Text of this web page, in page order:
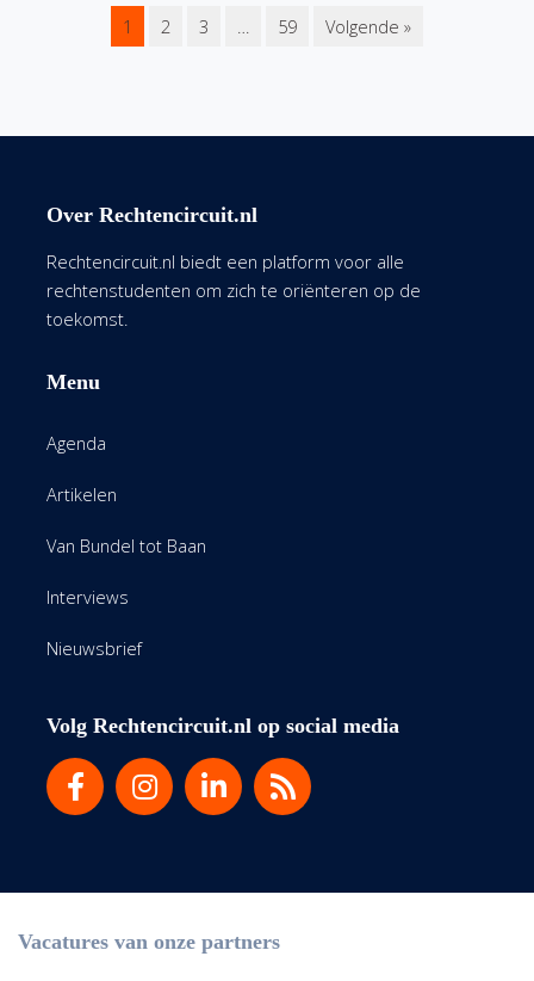
1 2 3 … 59 Volgende »
Over Rechtencircuit.nl
Rechtencircuit.nl biedt een platform voor alle
rechtenstudenten om zich te oriënteren op de
toekomst.
Menu
Agenda
Artikelen
Van Bundel tot Baan
Interviews
Nieuwsbrief
Volg Rechtencircuit.nl op social media
Vacatures van onze partners